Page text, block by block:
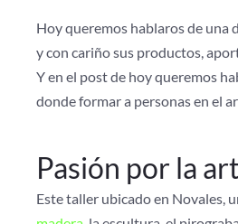
Hoy queremos hablaros de una
y con cariño sus productos,
Y en el post de hoy queremos
donde formar a personas en el
Pasión por la
Este taller ubicado en Novales,